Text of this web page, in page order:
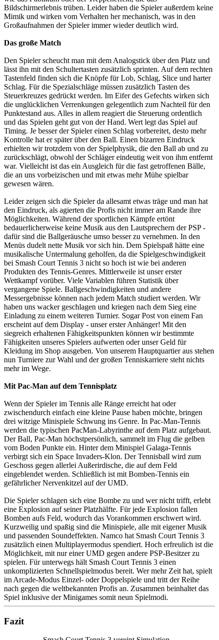
Bildschirmerlebnis trüben. Leider haben die Spieler außerdem keine
Mimik und wirken vom Verhalten her mechanisch, was in den
Großaufnahmen der Spieler immer wieder deutlich wird.
Das große Match
Den Spieler scheucht man mit dem Analogstick über den Platz und
lässt ihn mit den Schultertasten zusätzlich sprinten. Auf dem rechten
Tastenfeld finden sich die Knöpfe für Lob, Schlag, Slice und harter
Schlag. Für die Spezialschläge müssen zusätzlich Tasten des
Steuerkreuzes gedrückt werden. Im Eifer des Gefechts wirken sich
die unglücklichen Verrenkungen gelegentlich zum Nachteil für den
Punktestand aus. Alles in allem reagiert die Steuerung ordentlich
und das Spielen geht gut von der Hand. Wert legt das Spiel auf
Timing. Je besser der Spieler einen Schlag vorbereitet, desto mehr
Kontrolle hat er später über den Ball. Einen bizarren Eindruck
erhielten wir trotzdem von der Spielphysik, die den Ball ab und zu
zurückschlägt, obwohl der Schläger eindeutig weit von ihm entfernt
war. Vielleicht ist das ein Ausgleich für die fast getroffenen Bälle,
die an uns vorbeizischen und mit etwas mehr Mühe spielbar
gewesen wären.
Leider zeigen sich die Spieler da allesamt etwas träge und man hat
den Eindruck, als agierten die Profis nicht immer am Rande ihre
Möglichkeiten. Während der sportlichen Kämpfe ertönt
bedauerlicherweise keine Musik aus den Lautsprechern der PSP -
dafür sind die Ballgeräusche umso besser zu vernehmen. In den
Menüs dudelt nette Musik vor sich hin. Dem Spielspaß hätte eine
musikalische Untermalung geholfen, da die Spielgeschwindigkeit
bei Smash Court Tennis 3 nicht so hoch ist wie bei anderen
Produkten des Tennis-Genres. Mittlerweile ist unser erster
Wettkampf vorüber. Viele Variablen führen Statistik über
vergangene Spiele. Ballgeschwindigkeiten und andere
Messergebnisse können nach jedem Match studiert werden. Wir
haben uns wacker geschlagen und kriegen nach dem Sieg eine
Einladung zu einem weiteren Turnier. Sogar Post von einem Fan
erscheint auf dem Display - unser erster Anhänger! Mit den
siegreich erhaltenen Fähigkeitspunkten können wir bestimmte
Fähigkeiten unseres Spielers aufwerten oder unser Geld für
Kleidung im Shop ausgeben. Von unserem Hauptquartier aus stehen
nun Turniere zur Wahl und der großen Tenniskarriere steht nichts
mehr im Wege.
Mit Pac-Man auf dem Tennisplatz
Wenn der Spieler im Tennis alle Ränge erreicht hat oder
zwischendurch einfach eine kleine Pause haben möchte, bringen
drei witzige Minispiele Schwung ins Genre. In Pac-Man-Tennis
werden die typischen PacMan-Labyrinthe auf dem Platz aufgebaut.
Der Ball, Pac-Man höchstpersönlich, sammelt im Flug die gelben
vom Boden Punkte ein. Hinter dem Minispiel Galaga-Tennis
verbirgt sich ein Space Invaders-Klon. Der Tennisball wird zum
Geschoss gegen allerlei Außerirdische, die auf dem Feld
eingeblendet werden. Schließlich ist mit Bomben-Tennis ein
gefährlicher Nervenkitzel auf der UMD.
Die Spieler schlagen sich eine Bombe zu und wer nicht trifft, erlebt
eine Explosion auf seiner Platzhälfte. Für jede Explosion fallen
Bomben aufs Feld, wodurch das Vorankommen erschwert wird.
Kurzweilig und spaßig sind die Minispiele, alle mit eigener Musik
und passenden Soundeffekten. Namco hat Smash Court Tennis 3
zusätzlich einen Multiplayermodus spendiert. Hoch erfreulich ist die
Möglichkeit, mit nur einer UMD gegen andere PSP-Besitzer zu
spielen. Für unterwegs hält Smash Court Tennis 3 einen
unkomplizierten Schnellspielmodus bereit. Wer mehr Zeit hat, spielt
im Arcade-Modus Einzel- oder Doppelspiele und tritt der Reihe
nach gegen die weltbekannten Profis an. Zusammen beinhaltet das
Spiel inklusive der Minigames somit neun Spielmodi.
Fazit